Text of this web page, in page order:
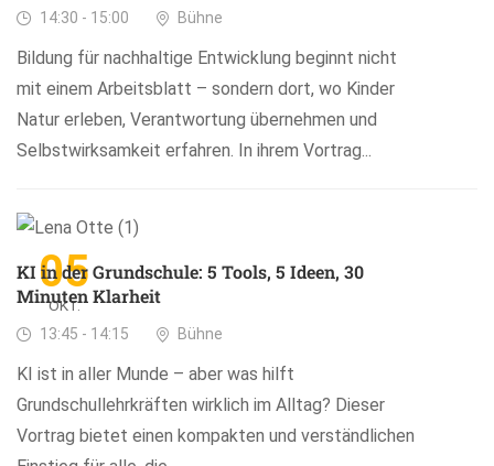
14:30 - 15:00 Bühne
Bildung für nachhaltige Entwicklung beginnt nicht
mit einem Arbeitsblatt – sondern dort, wo Kinder
Natur erleben, Verantwortung übernehmen und
Selbstwirksamkeit erfahren. In ihrem Vortrag...
05
OKT.
KI in der Grundschule: 5 Tools, 5 Ideen, 30
Minuten Klarheit
13:45 - 14:15 Bühne
KI ist in aller Munde – aber was hilft
Grundschullehrkräften wirklich im Alltag? Dieser
Vortrag bietet einen kompakten und verständlichen